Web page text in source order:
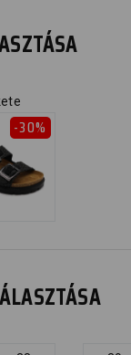
-30%